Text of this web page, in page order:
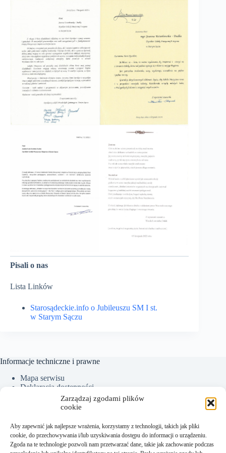
Zarządzaj zgodami plików
cookie
Aby zapewnić jak najlepsze wrażenia, korzystamy z technologii, takich jak pliki
cookie, do przechowywania i/lub uzyskiwania dostępu do informacji o urządzeniu.
Zgoda na te technologie pozwoli nam przetwarzać dane, takie jak zachowanie podczas
Pisali o nas
Lista Linków
Starosądeckie.info o Jubileuszu SM I st.
w Starym Sączu
Informacje techniczne i prawne
Mapa serwisu
Deklaracja dostępności
Ochrona Danych Osobowych
Polityka plików cookies (EU)
Kontakt: